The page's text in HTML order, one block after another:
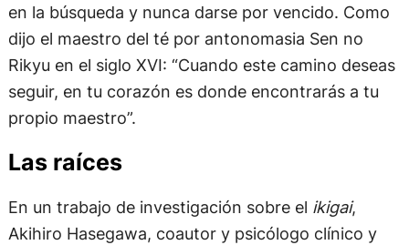
en la búsqueda y nunca darse por vencido. Como
dijo el maestro del té por antonomasia Sen no
Rikyu en el siglo XVI: “Cuando este camino deseas
seguir, en tu corazón es donde encontrarás a tu
propio maestro”.
Las raíces
En un trabajo de investigación sobre el ikigai,
Akihiro Hasegawa, coautor y psicólogo clínico y